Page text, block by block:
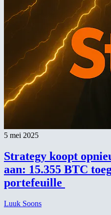
5 mei 2025
Strategy koopt
aan: 15.355 BTC
portefeuille
Luuk Soons